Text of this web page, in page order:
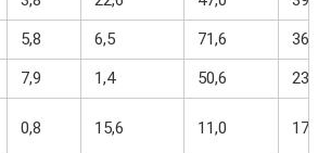
5,8 6,5 71,6
364
7,9 1,4 50,6
234
0,8 15,6 11,0 179